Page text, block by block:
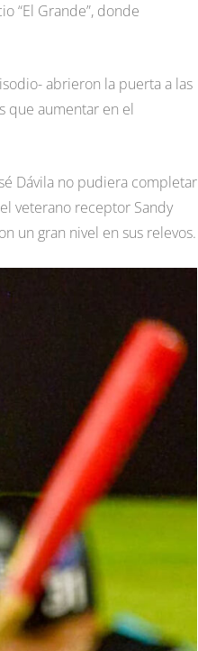
“El Grande”, donde
abrieron la puerta a las
que aumentar en el
Dávila no pudiera completar
veterano receptor Sandy
un gran nivel en sus relevos.